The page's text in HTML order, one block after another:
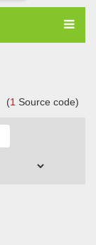
(1 Source code)